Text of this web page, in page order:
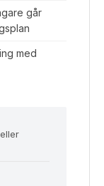
går
med